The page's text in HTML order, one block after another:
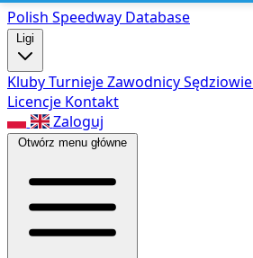
Polish Speedway Database
Ligi
KlubyTurniejeZawodnicySędziowie
Licencje Kontakt
Zaloguj
Otwórz menu główne